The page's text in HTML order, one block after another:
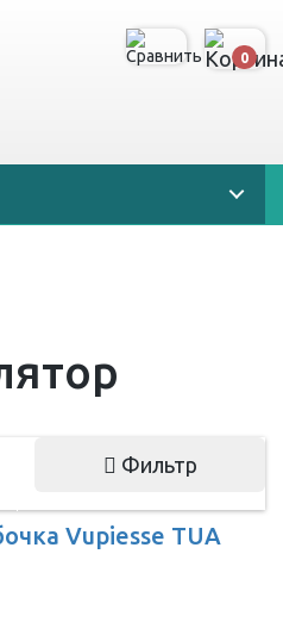
0
Фильтр
Vupiesse TUA